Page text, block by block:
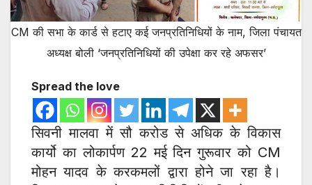
CM की सभा के कार्ड से हटाए कई जनप्रतिनिधियों के नाम, जिला पंचायत
अध्यक्ष बोली ‘जनप्रतिनिधियों की उपेक्षा कर रहे अफसर’
Spread the love
सिवनी मालवा में सौ करोड से अधिक के विकास
कार्यो का लोकार्पण 22 मई दिन गुरूवार को CM
मोहन यादव के करकमलों द्वारा होने जा रहा है।